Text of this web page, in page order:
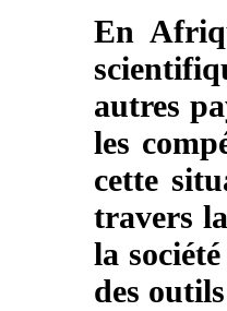
En
autres
les
cette
travers
la
des